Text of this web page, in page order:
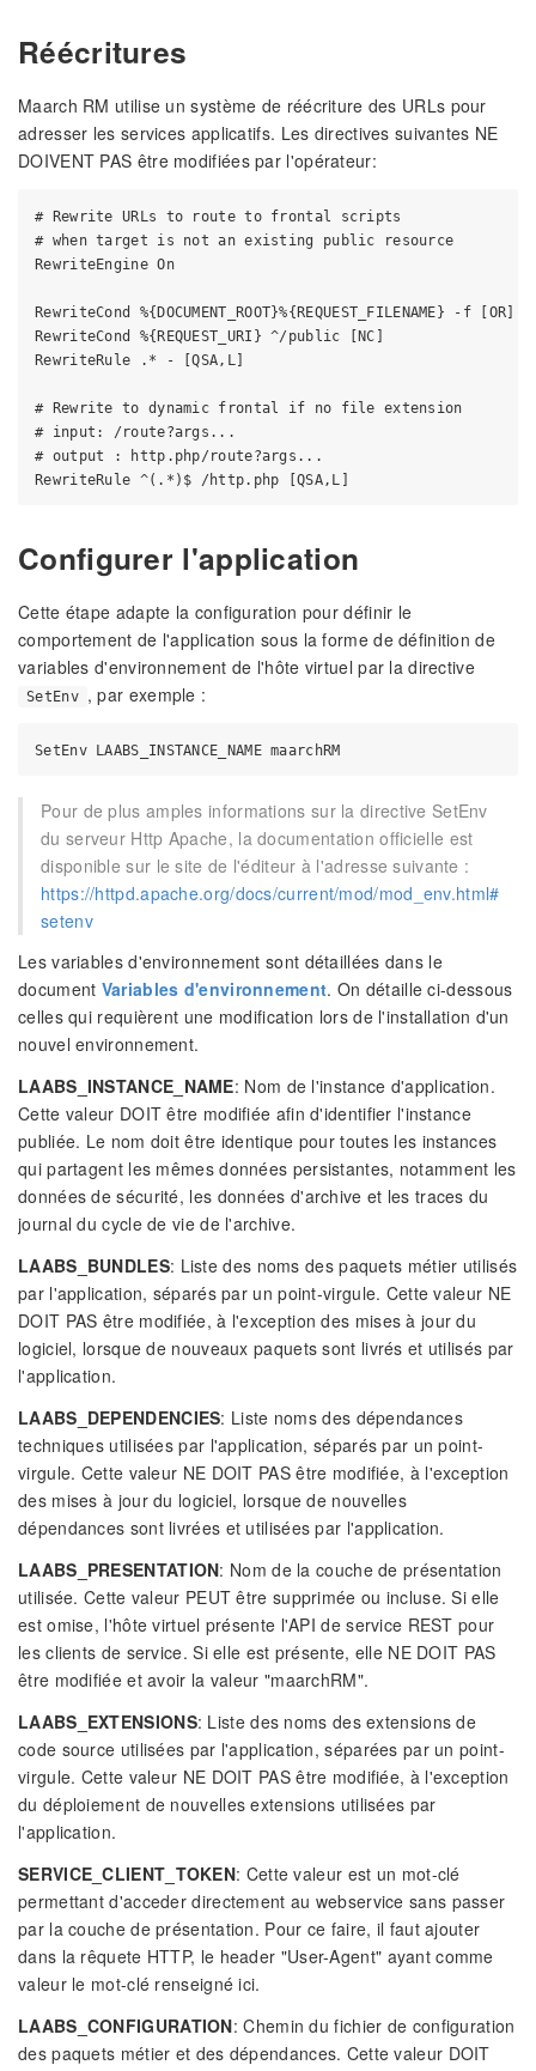
Réécritures
Maarch RM utilise un système de réécriture des URLs pour
adresser les services applicatifs. Les directives suivantes NE
DOIVENT PAS être modifiées par l'opérateur:
# Rewrite URLs to route to frontal scripts
# when target is not an existing public resource
RewriteEngine On
RewriteCond %{DOCUMENT_ROOT}%{REQUEST_FILENAME} -f [OR]
RewriteCond %{REQUEST_URI} ^/public [NC]
RewriteRule .* - [QSA,L]
# Rewrite to dynamic frontal if no file extension
# input: /route?args...
# output : http.php/route?args...
Configurer l'application
Cette étape adapte la configuration pour définir le
comportement de l'application sous la forme de définition de
variables d'environnement de l'hôte virtuel par la directive
SetEnv , par exemple :
Pour de plus amples informations sur la directive SetEnv
du serveur Http Apache, la documentation officielle est
disponible sur le site de l'éditeur à l'adresse suivante :
https://httpd.apache.org/docs/current/mod/mod_env.html#
setenv
Les variables d'environnement sont détaillées dans le
document Variables d'environnement. On détaille ci-dessous
celles qui requièrent une modification lors de l'installation d'un
nouvel environnement.
LAABS_INSTANCE_NAME: Nom de l'instance d'application.
Cette valeur DOIT être modifiée afin d'identifier l'instance
publiée. Le nom doit être identique pour toutes les instances
qui partagent les mêmes données persistantes, notamment les
données de sécurité, les données d'archive et les traces du
journal du cycle de vie de l'archive.
LAABS_BUNDLES: Liste des noms des paquets métier utilisés
par l'application, séparés par un point-virgule. Cette valeur NE
DOIT PAS être modifiée, à l'exception des mises à jour du
logiciel, lorsque de nouveaux paquets sont livrés et utilisés par
l'application.
LAABS_DEPENDENCIES: Liste noms des dépendances
techniques utilisées par l'application, séparés par un point-
virgule. Cette valeur NE DOIT PAS être modifiée, à l'exception
des mises à jour du logiciel, lorsque de nouvelles
dépendances sont livrées et utilisées par l'application.
LAABS_PRESENTATION: Nom de la couche de présentation
utilisée. Cette valeur PEUT être supprimée ou incluse. Si elle
est omise, l'hôte virtuel présente l'API de service REST pour
les clients de service. Si elle est présente, elle NE DOIT PAS
être modifiée et avoir la valeur "maarchRM".
LAABS_EXTENSIONS: Liste des noms des extensions de
code source utilisées par l'application, séparées par un point-
virgule. Cette valeur NE DOIT PAS être modifiée, à l'exception
du déploiement de nouvelles extensions utilisées par
l'application.
SERVICE_CLIENT_TOKEN: Cette valeur est un mot-clé
permettant d'acceder directement au webservice sans passer
par la couche de présentation. Pour ce faire, il faut ajouter
dans la rêquete HTTP, le header "User-Agent" ayant comme
valeur le mot-clé renseigné ici.
LAABS_CONFIGURATION: Chemin du fichier de configuration
des paquets métier et des dépendances. Cette valeur DOIT